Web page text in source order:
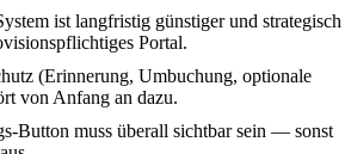
ist langfristig günstiger und strategisch
Portal.
(Erinnerung, Umbuchung, optionale
von Anfang an dazu.
Button muss überall sichtbar sein — sonst